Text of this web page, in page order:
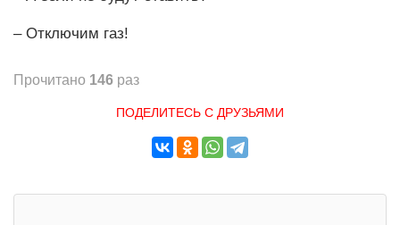
– Отключим газ!
Прочитано 146 раз
ПОДЕЛИТЕСЬ С ДРУЗЬЯМИ